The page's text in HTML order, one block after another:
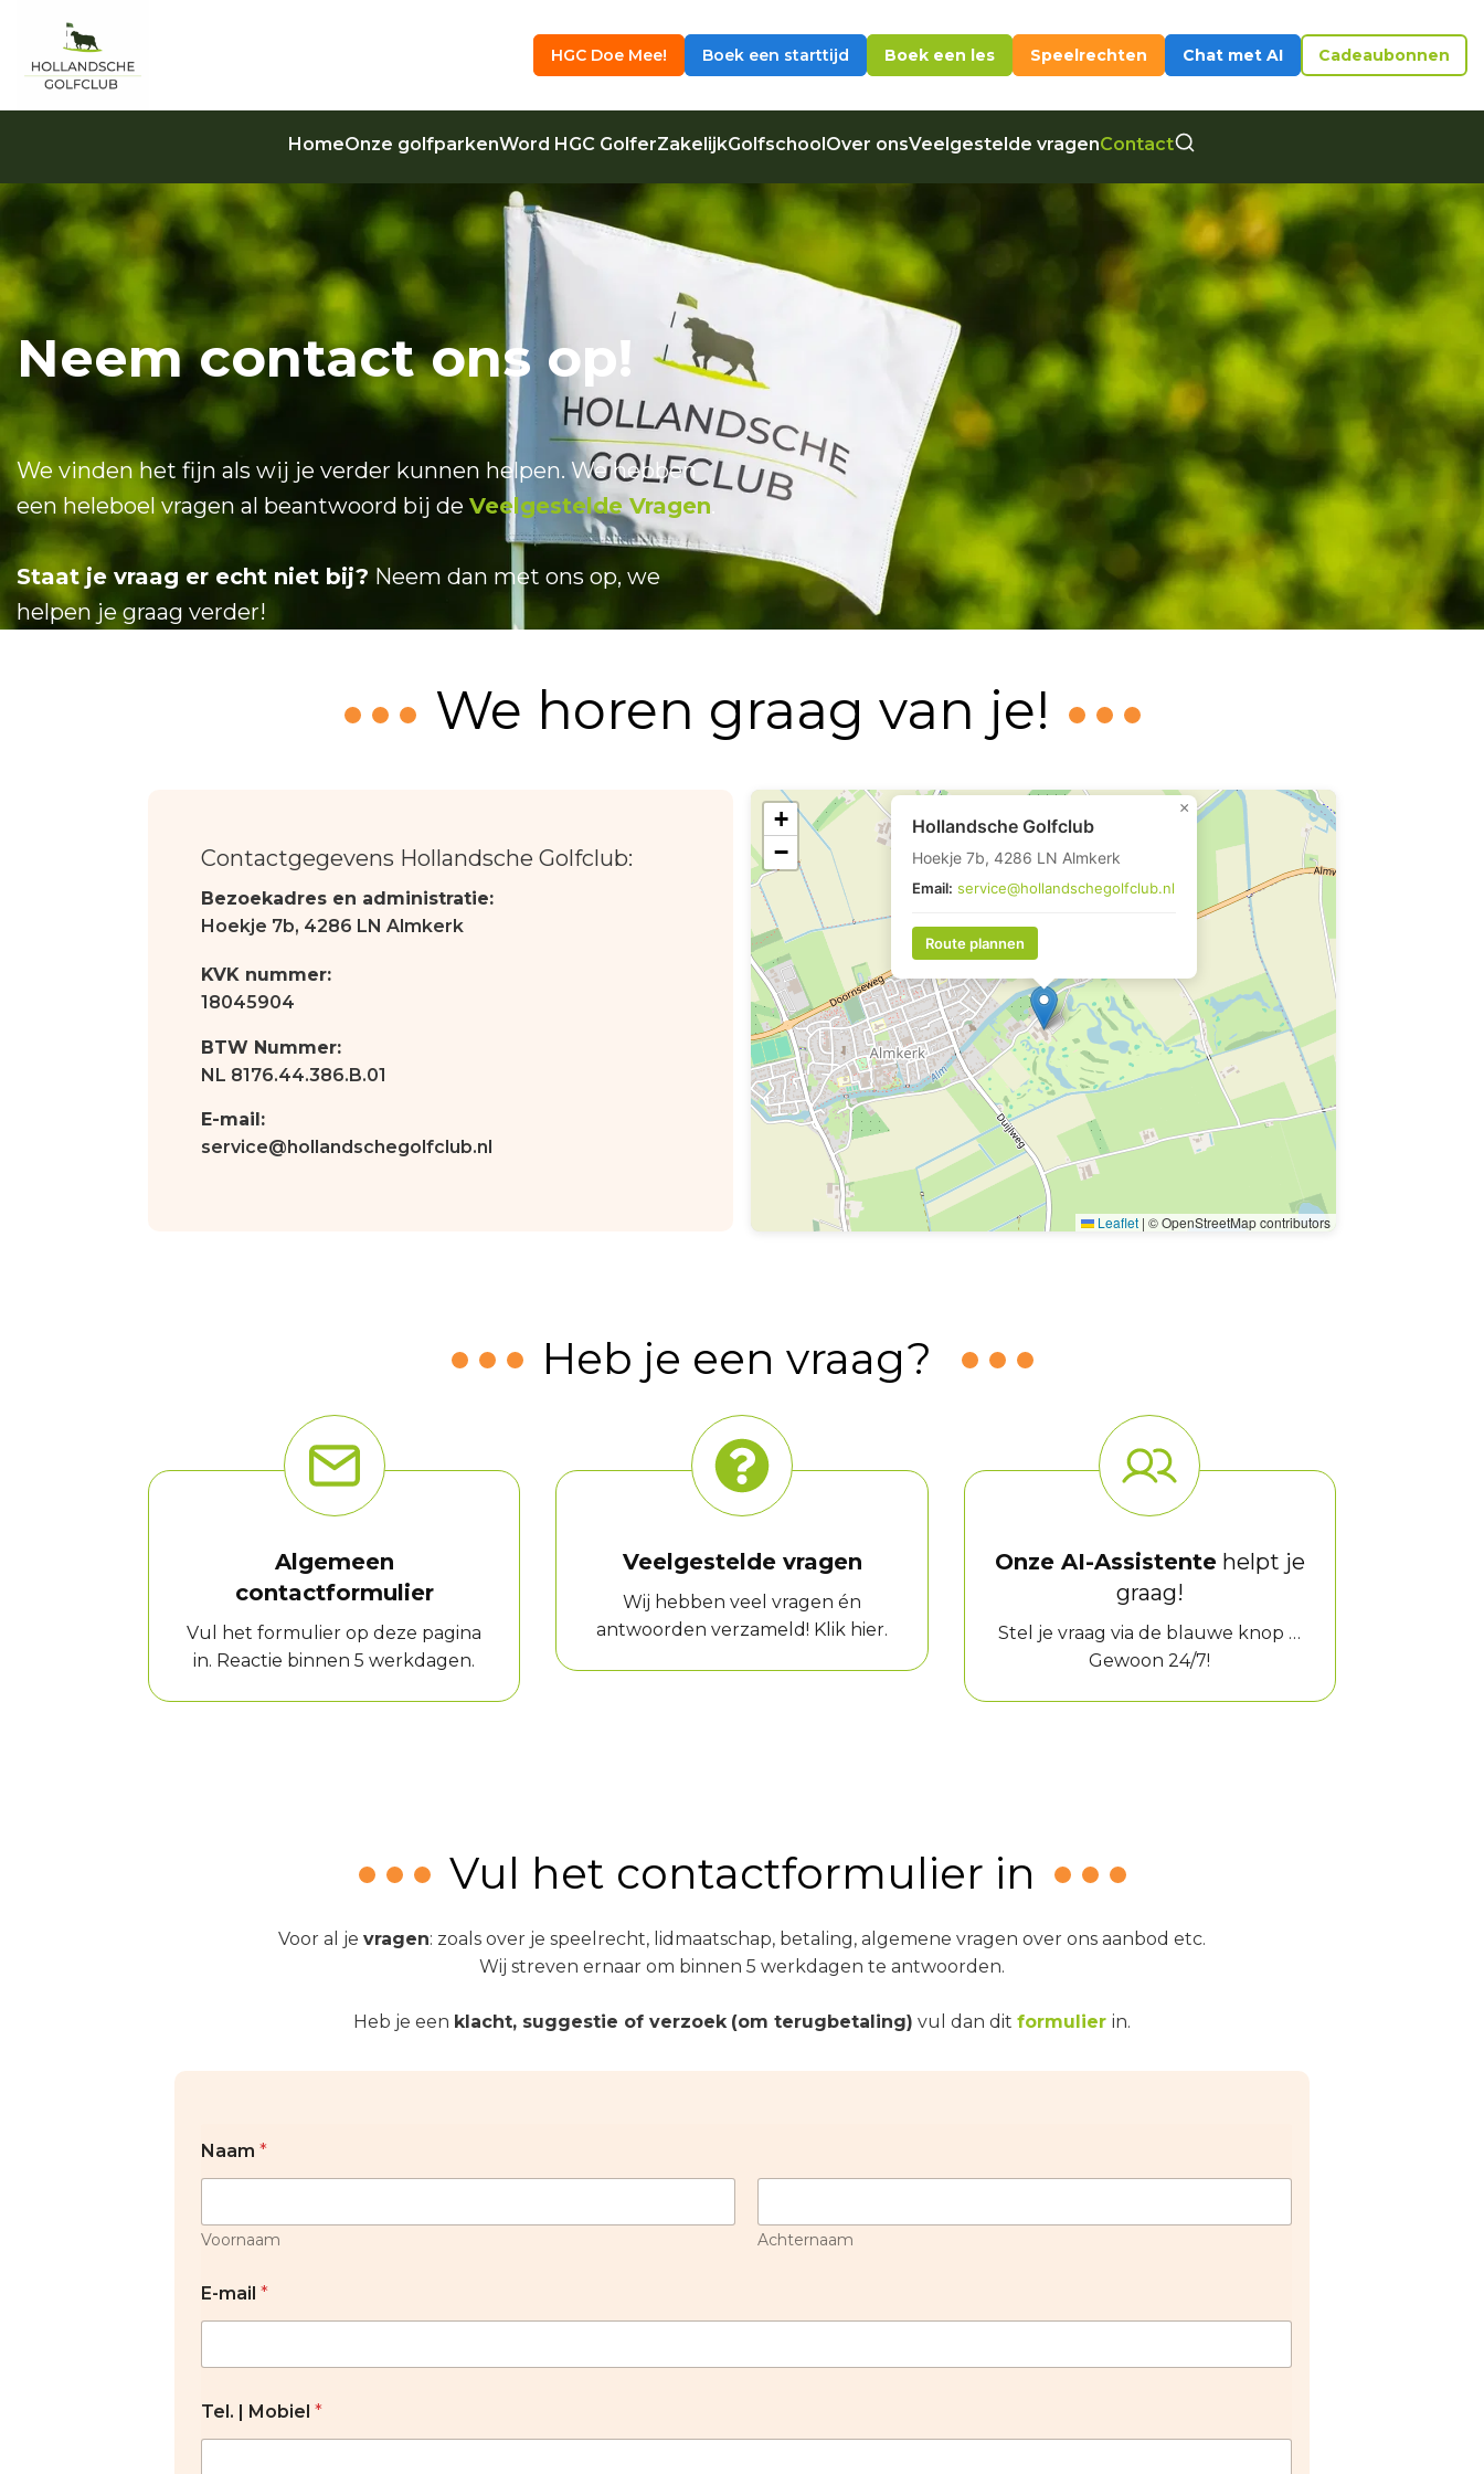
HGC Doe Mee! Boek een starttijd Boek een les Speelrechten Chat met AI Cadeaubonnen
HomeOnze golfparkenWord HGC GolferZakelijkGolfschool Over onsVeelgestelde vragenContact
Neem contact ons op!
We vinden het fijn als wij je verder kunnen helpen. We hebben
een heleboel vragen al beantwoord bij de Veelgestelde Vragen.
Staat je vraag er echt niet bij? Neem dan met ons op, we
helpen je graag verder!
We horen graag van je!
Contactgegevens Hollandsche Golfclub:
Bezoekadres en administratie:
Hoekje 7b, 4286 LN Almkerk
KVK nummer:
18045904
BTW Nummer:
NL 8176.44.386.B.01
E-mail:
service@hollandschegolfclub.nl
Hollandsche Golfclub
Hoekje 7b, 4286 LN Almkerk
Email: service@hollandschegolfclub.nl
Route plannen
×
+
−
Leaflet | © OpenStreetMap contributors
Heb je een vraag?
Algemeen
contactformulier
Vul het formulier op deze pagina
in. Reactie binnen 5 werkdagen.
Veelgestelde vragen
Wij hebben veel vragen én
antwoorden verzameld! Klik hier.
Onze AI-Assistentehelpt je
graag!
Stel je vraag via de blauwe knop …
Gewoon 24/7!
Vul het contactformulier in
Voor al je vragen: zoals over je speelrecht, lidmaatschap, betaling, algemene vragen over ons aanbod etc.
Wij streven ernaar om binnen 5 werkdagen te antwoorden.
Heb je een klacht, suggestie of verzoek (om terugbetaling) vul dan dit formulier in.
Naam*
Voornaam Achternaam
E-mail*
Tel. | Mobiel*